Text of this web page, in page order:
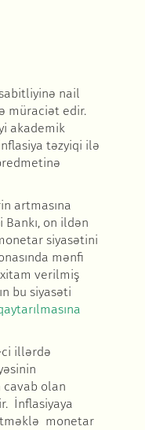
nail
müraciət edir.
akademik
təzyiqi ilə
artmasına
on ildən
siyasətini
mənfi
verilmiş
bu siyasəti
ci illərdə
cavab olan
İnflasiyaya
monetar